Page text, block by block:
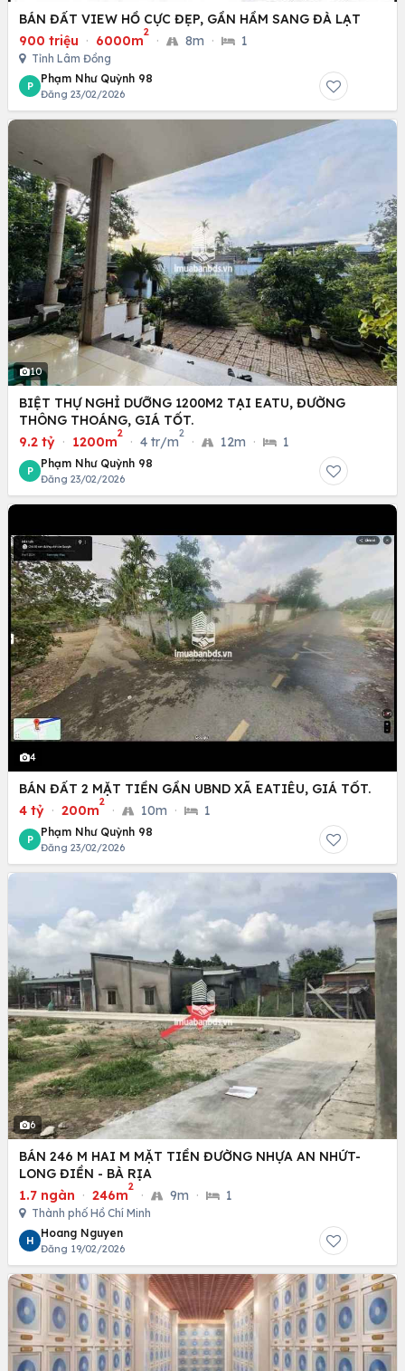
BÁN ĐẤT VIEW HỒ CỰC ĐẸP, GẦN HẦM SANG ĐÀ LẠT
900 triệu · 6000m
2
· 8m · 1
Tỉnh Lâm Đồng
P
Phạm Như Quỳnh 98
Đăng 23/02/2026
10
BIỆT THỰ NGHỈ DƯỠNG 1200M2 TẠI EATU, ĐƯỜNG
THÔNG THOÁNG, GIÁ TỐT.
9.2 tỷ · 1200m
2
· 4 tr/m
2
· 12m · 1
P
Phạm Như Quỳnh 98
Đăng 23/02/2026
4
BÁN ĐẤT 2 MẶT TIỀN GẦN UBND XÃ EATIÊU, GIÁ TỐT.
4 tỷ · 200m
2
· 10m · 1
P
Phạm Như Quỳnh 98
Đăng 23/02/2026
6
BÁN 246 M HAI M MẶT TIỀN ĐƯỜNG NHỰA AN NHỨT-
LONG ĐIỀN - BÀ RỊA
1.7 ngàn · 246m
2
· 9m · 1
Thành phố Hồ Chí Minh
H
Hoang Nguyen
Đăng 19/02/2026